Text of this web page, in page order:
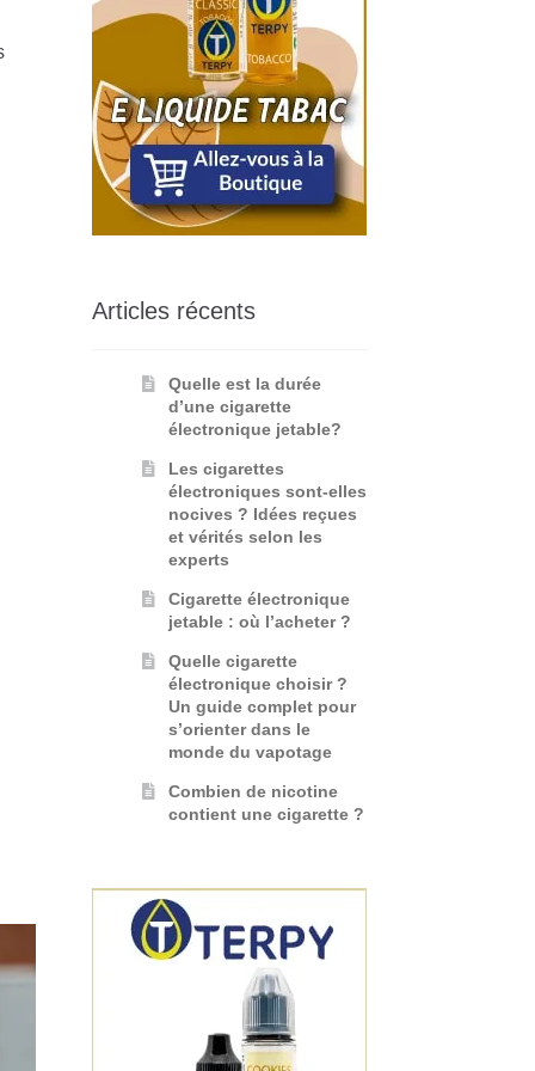
Articles récents
Quelle est la durée
d’une cigarette
électronique jetable?
Les cigarettes
électroniques sont-elles
nocives ? Idées reçues
et vérités selon les
experts
Cigarette électronique
jetable : où l’acheter ?
Quelle cigarette
électronique choisir ?
Un guide complet pour
s’orienter dans le
monde du vapotage
Combien de nicotine
contient une cigarette ?